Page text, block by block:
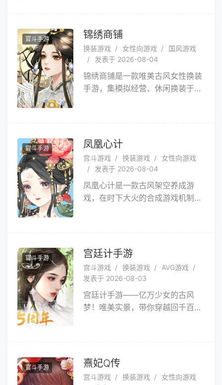
演新晋登基的女皇，在风云诡谲的
局势变幻、各具特色的百位侍从、
纳贤出仕的人才交往、琳琅满目的
霓裳羽衣、礼尚往来的玩家互动中
收获非比寻常的快乐！异彩纷呈，
妙不可言，快来以第一视角体验女
官斗手游 锦绣商铺
换装游戏 女性向游戏
国风游戏
发表于 2026-08-04
锦绣商铺是一款唯美古风女性换装
手游，集模拟经营、休闲换装于一
首富，你将会经历怎么样的奇遇，
又会有哪些跨时代的命运羁绊呢？
官斗手游 凤凰心计
宫斗游戏 换装游戏
女性向游戏
发表于 2026-08-04
凤凰心计是一款古风架空养成游
戏，在时下大火的合成游戏机制
浸式的古风体验；跌宕起伏的剧
情，带你走进风云诡谲的江湖世
界。刻骨的情仇，重生的决意，凤
凰振翅，逆风而起，全新的古代逆
袭之旅，等你拉开帷幕。
官斗手游 宫廷计手游
宫斗游戏 换装游戏
AVG游戏
发表于 2026-08-03
宫廷计手游——亿万少女的古风
梦！唯美实景，带你穿越回千百年
动，一颦一笑。穿梭在唯美古风场
景之间，即刻体验景色万变的真实
世界。这一次，做自己的主角。养
官斗手游 熹妃Q传
宫斗游戏 换装游戏
女性向游戏